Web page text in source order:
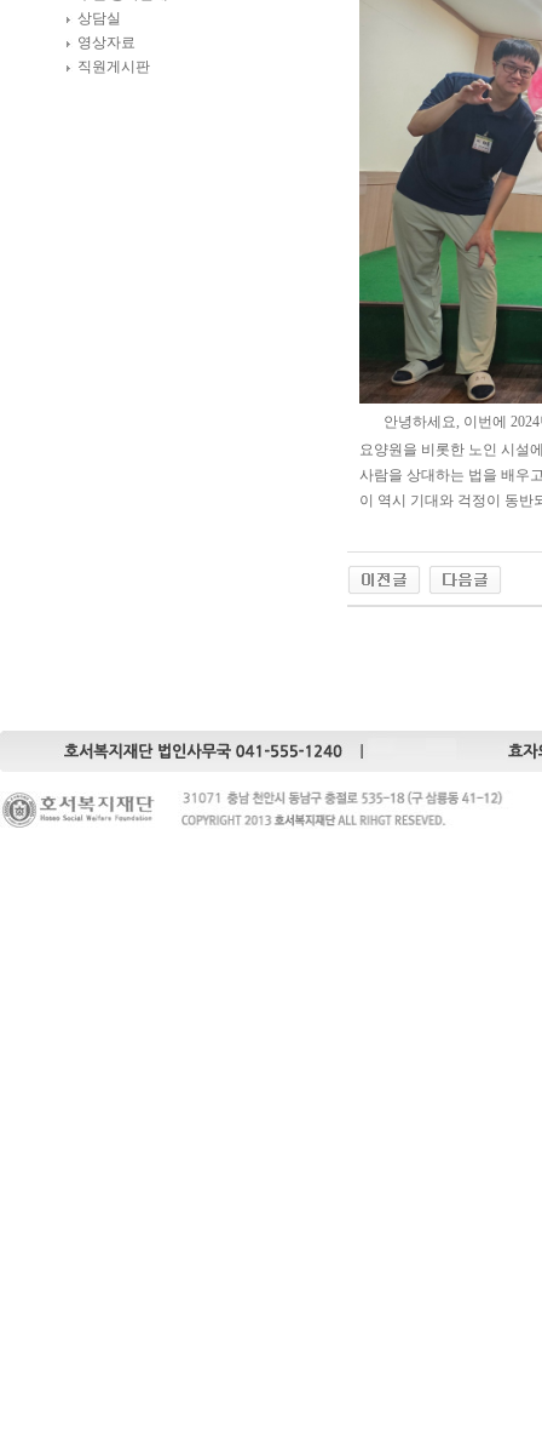
상담실
영상자료
직원게시판
안녕하세요, 이번에
요양원을 비롯한 노인 시설
사람을 상대하는 법을 배우
이 역시 기대와 걱정이 동